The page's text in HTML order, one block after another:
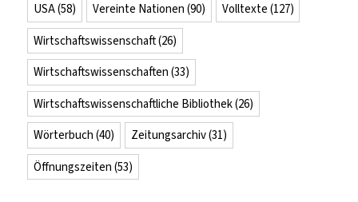
USA(58) Vereinte Nationen (90) Volltexte (127)
Wirtschaftswissenschaft(26)
Wirtschaftswissenschaften (33)
Wirtschaftswissenschaftliche Bibliothek(26)
Wörterbuch (40) Zeitungsarchiv(31)
Öffnungszeiten (53)